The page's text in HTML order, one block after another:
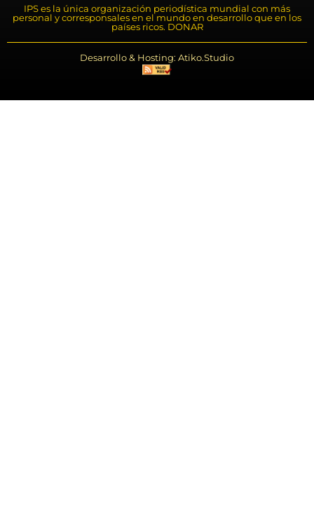
IPS es la única organización periodística mundial con más
personal y corresponsales en el mundo en desarrollo que en los
países ricos. DONAR
Desarrollo & Hosting: Atiko.Studio